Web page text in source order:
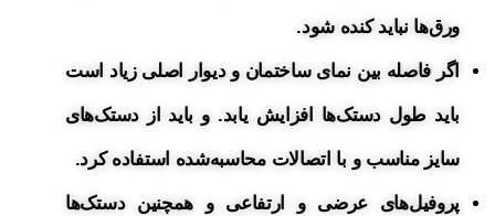
ورق‌ها نباید کنده شود.
اگر فاصله بین نمای ساختمان و دیوار اصلی زیاد است
باید طول دستک‌ها افزایش یابد. و باید از دستک‌های
سایز مناسب و با اتصالات محاسبه‌شده استفاده کرد.
پروفیل‌های عرضی و ارتفاعی و همچنین دستک‌ها